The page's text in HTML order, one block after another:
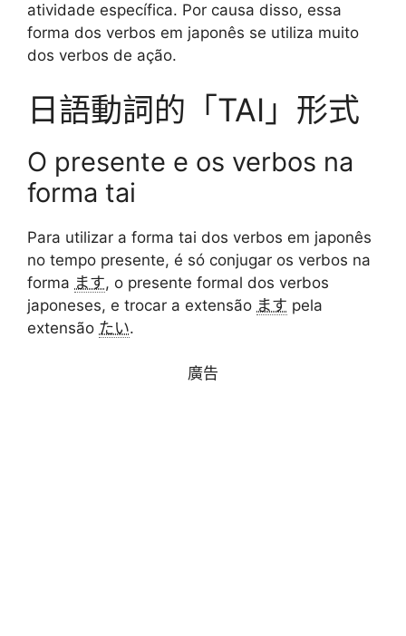
t
s
A
p
e
g
r
m
t
e
r
s
o
k
y
k
atividade específica. Por causa disso, essa
forma dos verbos em japonês se utiliza muito
dos verbos de ação.
日語動詞的「TAI」形式
O presente e os verbos na
forma tai
Para utilizar a forma tai dos verbos em japonês
no tempo presente, é só conjugar os verbos na
forma ます, o presente formal dos verbos
japoneses, e trocar a extensão ます pela
extensão たい.
廣告